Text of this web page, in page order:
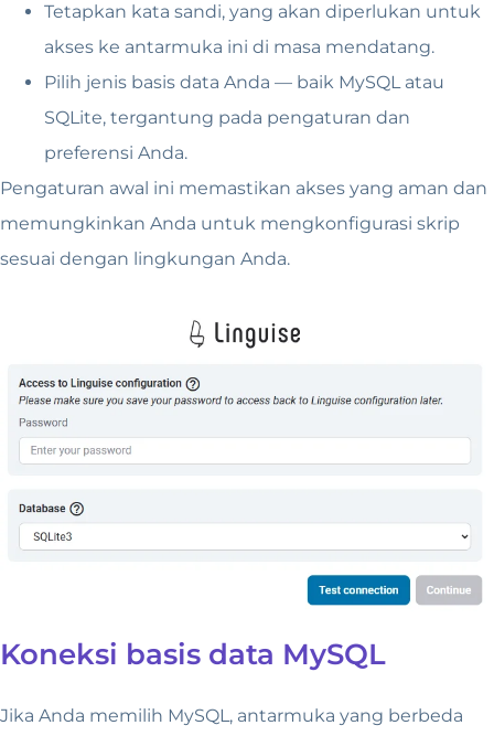
Tetapkan kata sandi, yang akan diperlukan untuk
akses ke antarmuka ini di masa mendatang.
Pilih jenis basis data Anda — baik MySQL atau
SQLite, tergantung pada pengaturan dan
preferensi Anda.
Pengaturan awal ini memastikan akses yang aman dan
memungkinkan Anda untuk mengkonfigurasi skrip
sesuai dengan lingkungan Anda.
Koneksi basis data MySQL
Jika Anda memilih MySQL, antarmuka yang berbeda